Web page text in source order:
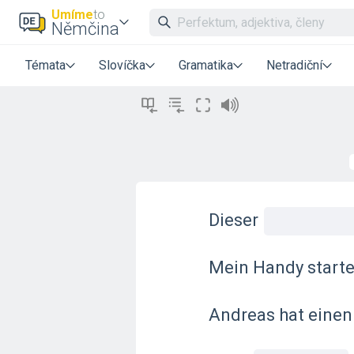
Umímeto
Němčina
Témata Slovíčka Gramatika Netradiční
Dieser
Mein Handy
Andreas hat